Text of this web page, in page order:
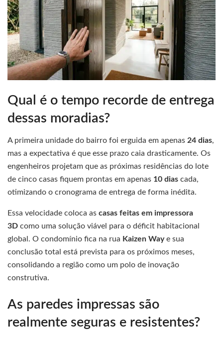
Qual é o tempo recorde de entrega
dessas moradias?
A primeira unidade do bairro foi erguida em apenas 24 dias,
mas a expectativa é que esse prazo caia drasticamente. Os
engenheiros projetam que as próximas residências do lote
de cinco casas fiquem prontas em apenas 10 dias cada,
otimizando o cronograma de entrega de forma inédita.
Essa velocidade coloca as casas feitas em impressora
3D como uma solução viável para o déficit habitacional
global. O condomínio fica na rua Kaizen Waye sua
conclusão total está prevista para os próximos meses,
consolidando a região como um polo de inovação
construtiva.
As paredes impressas são
realmente seguras e resistentes?